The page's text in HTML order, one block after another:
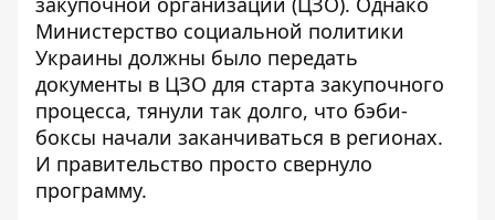
Министерство социальной политики
Украины должны было передать
документы в ЦЗО для старта закупочного
процесса, тянули так долго, что бэби-
боксы начали заканчиваться в регионах.
И правительство просто свернуло
программу.